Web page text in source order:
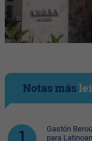
Notas más
Gastón
para